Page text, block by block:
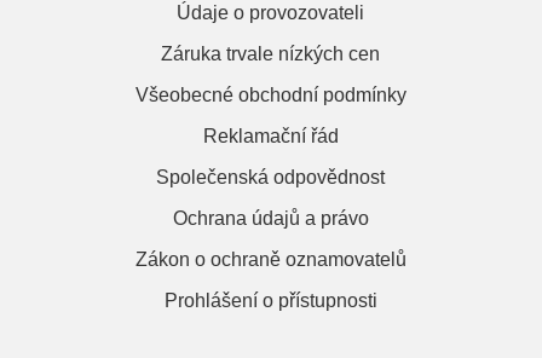
Údaje o provozovateli
Záruka trvale nízkých cen
Všeobecné obchodní podmínky
Reklamační řád
Společenská odpovědnost
Ochrana údajů a právo
Zákon o ochraně oznamovatelů
Prohlášení o přístupnosti